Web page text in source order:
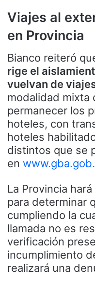
Viajes al
en Provincia
Bianco reiteró
rige el
vuelvan de
modalidad mixta
permanecer los
hoteles, con
hoteles
distintos que se
en
La Provincia
para determinar
cumpliendo la
llamada no es
verificación
incumplimiento
realizará una